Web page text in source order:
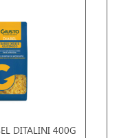
DITALINI 400G